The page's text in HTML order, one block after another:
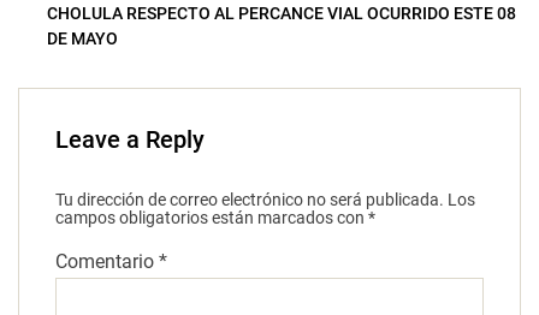
CHOLULA RESPECTO AL PERCANCE VIAL OCURRIDO ESTE 08
DE MAYO
Leave a Reply
Tu dirección de correo electrónico no será publicada. Los
campos obligatorios están marcados con *
Comentario *